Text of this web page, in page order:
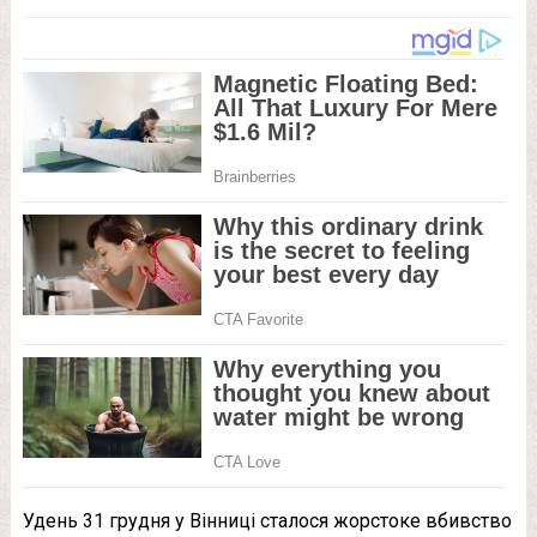
Удень 31 грудня у Вінниці сталося жорстоке вбивство